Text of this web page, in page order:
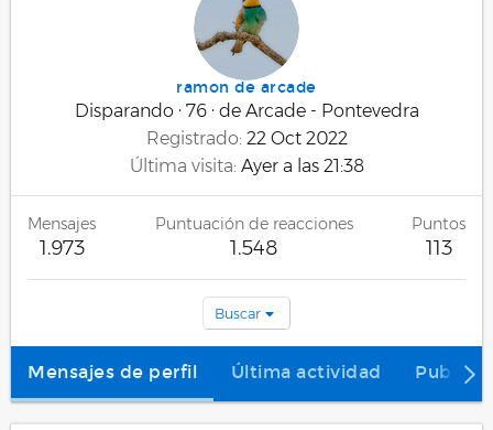
ramon de arcade
Disparando ·76 · de Arcade - Pontevedra
Registrado 22 Oct 2022
Última visita Ayer a las 21:38
Mensajes
1.973
Puntuación de reacciones
1.548
Puntos
113
Buscar
Mensajes de perfil Última actividad